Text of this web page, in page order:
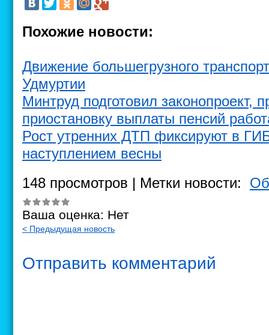
Похожие новости:
Движение большегрузного
Удмуртии
Минтруд подготовил законопроект,
приостановку выплаты пенсий
Рост утренних ДТП фиксируют в
наступлением весны
148 просмотров | Метки новости:
Ваша оценка: Нет
< Предыдущая новость
Отправить комментарий